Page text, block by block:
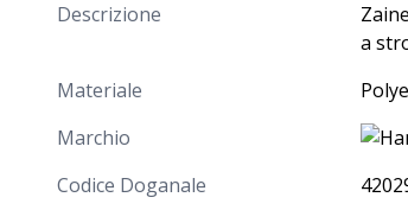
Descrizione
a
Materiale
Marchio
Codice Doganale